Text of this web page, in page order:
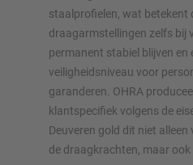
staalprofielen, wat betekent
draagarmstellingen zelfs bij
permanent stabiel blijven en
veiligheidsniveau voor
garanderen. OHRA
klantspecifiek volgens de
Deuveren gold dit niet
de draagkrachten, maar ook